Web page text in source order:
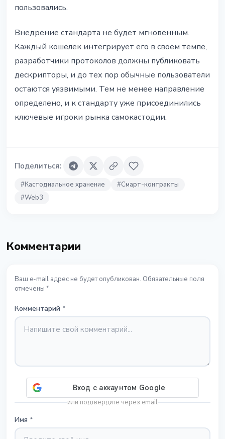
пользовались.
Внедрение стандарта не будет мгновенным.
Каждый кошелек интегрирует его в своем темпе,
разработчики протоколов должны публиковать
дескрипторы, и до тех пор обычные пользователи
остаются уязвимыми. Тем не менее направление
определено, и к стандарту уже присоединились
ключевые игроки рынка самокастодии.
Поделиться:
#Кастодиальное хранение #Смарт-контракты
#Web3
Комментарии
Ваш e-mail адрес не будет опубликован. Обязательные поля
отмечены *
Комментарий *
или подтвердите через email
Имя *